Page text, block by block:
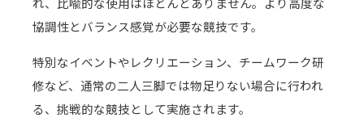
協調性とバランス感覚が必要な競技です。
特別なイベントやレクリエーション、チームワーク研
修など、通常の二人三脚では物足りない場合に行われ
る、挑戦的な競技として実施されます。